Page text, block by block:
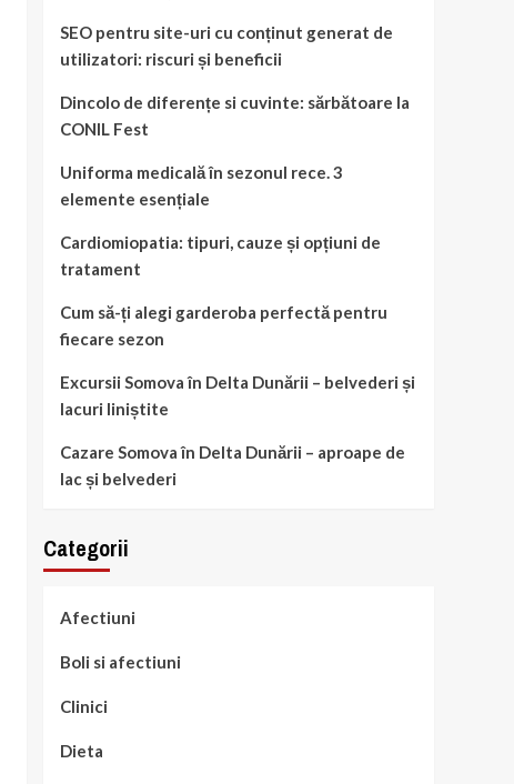
SEO pentru site-uri cu conținut generat de
utilizatori: riscuri și beneficii
Dincolo de diferențe si cuvinte: sărbătoare la
CONIL Fest
Uniforma medicală în sezonul rece. 3
elemente esențiale
Cardiomiopatia: tipuri, cauze și opțiuni de
tratament
Cum să-ți alegi garderoba perfectă pentru
fiecare sezon
Excursii Somova în Delta Dunării – belvederi și
lacuri liniștite
Cazare Somova în Delta Dunării – aproape de
lac și belvederi
Categorii
Afectiuni
Boli si afectiuni
Clinici
Dieta